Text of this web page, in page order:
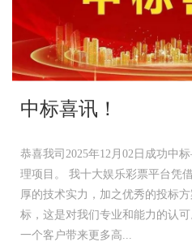
中标喜讯！
恭喜我司2025年12月02日成功中
理项目。 我十大娱乐彩票平台凭
厚的技术实力，加之优秀的投标
标，这是对我们专业和能力的认
一个客户带来更多高...